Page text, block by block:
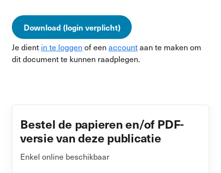
Download (login verplicht)
Je dient in te loggen of een accountaan te maken om
dit document te kunnen raadplegen.
Bestel de papieren en/of PDF-
versie van deze publicatie
Enkel online beschikbaar